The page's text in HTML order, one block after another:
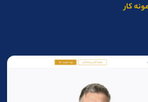
کار